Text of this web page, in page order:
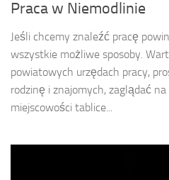
Praca w Niemodlinie
Jeśli chcemy znaleźć pracę
wszystkie możliwe sposoby.
powiatowych urzędach pracy,
rodzinę i znajomych, zaglądać
miejscowości tablice...